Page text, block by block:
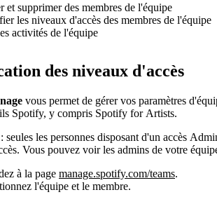
et supprimer des membres de l'équipe
les niveaux d'accès des membres de l'équipe
activités de l'équipe
des niveaux d'accès
vous permet de gérer vos paramètres
Spotify, y compris Spotify for Artists.
: seules les personnes disposant d'un accès
Vous pouvez voir les admins de votre
à la page manage.spotify.com/teams.
l'équipe et le membre.